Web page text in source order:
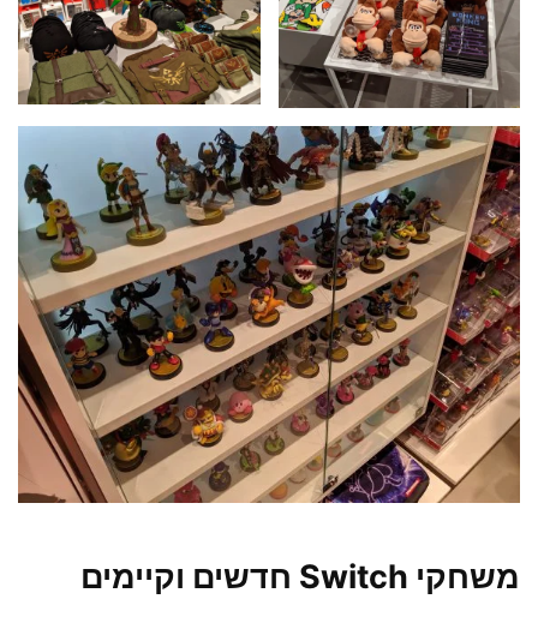
משחקי Switch חדשים וקיימים